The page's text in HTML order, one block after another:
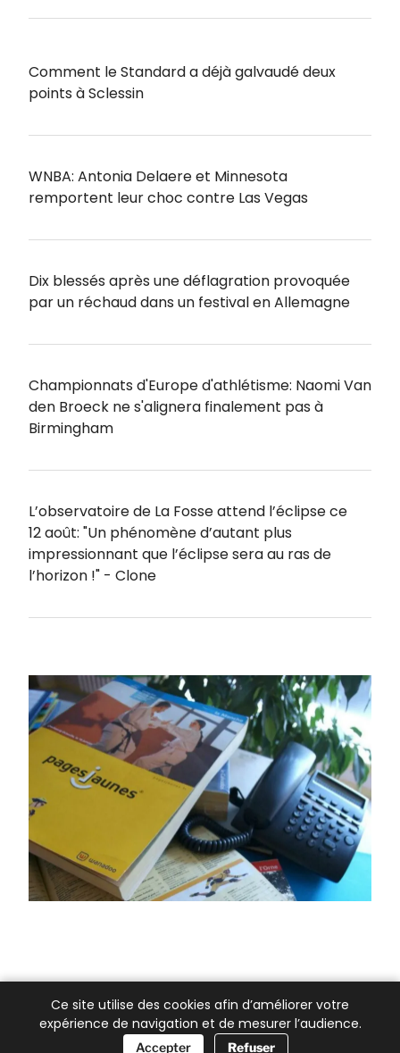
Comment le Standard a déjà galvaudé deux
points à Sclessin
WNBA: Antonia Delaere et Minnesota
remportent leur choc contre Las Vegas
Dix blessés après une déflagration provoquée
par un réchaud dans un festival en Allemagne
Championnats d'Europe d'athlétisme: Naomi Van
den Broeck ne s'alignera finalement pas à
Birmingham
L’observatoire de La Fosse attend l’éclipse ce
12 août: "Un phénomène d’autant plus
impressionnant que l’éclipse sera au ras de
l’horizon !" - Clone
Ce site utilise des cookies afin d’améliorer votre
expérience de navigation et de mesurer l’audience.
Accepter Refuser📞 Besoin d’aide ?